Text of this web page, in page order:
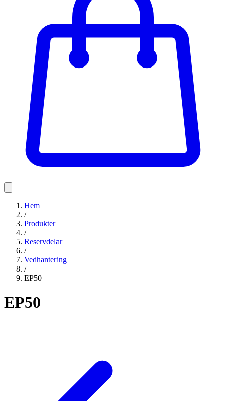
Hem
/
Produkter
/
Reservdelar
/
Vedhantering
/
EP50
EP50